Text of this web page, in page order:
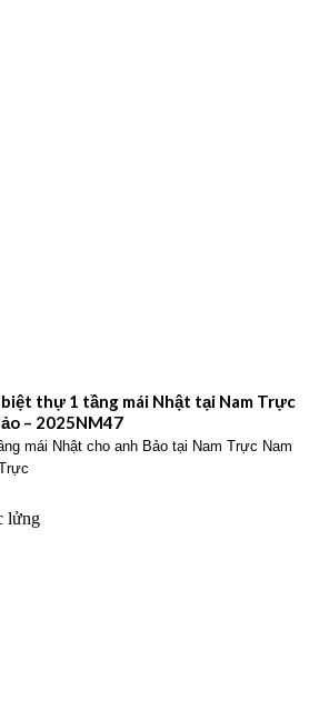
thự 1 tầng mái Nhật tại Nam Trực
– 2025NM47
mái Nhật cho anh Bảo tại Nam Trực Nam